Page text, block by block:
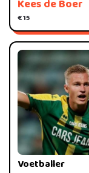
Kees de Boer
€ 15
Voetballer